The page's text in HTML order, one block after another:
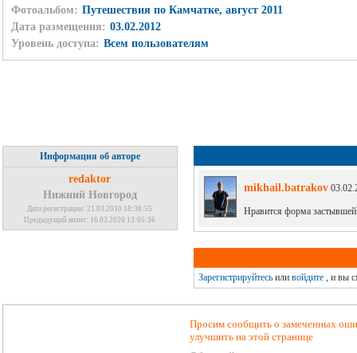
Фотоальбом: Путешествия по Камчатке, август 2011
Дата размещения: 03.02.2012
Уровень доступа: Всем пользователям
Информация об авторе
redaktor
Нижний Новгород
Дата регистрации: 21.03.2010 18:38:55
Предыдущий визит: 16.03.2020 13:05:36
mikhail.batrakov
Нравится форма
Зарегистрируйтесьили войдите, и вы
Просим сообщить о замеченных
улучшить на этой странице